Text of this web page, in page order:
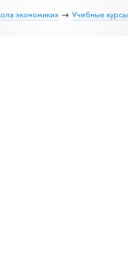
экономики» Учебные курсы